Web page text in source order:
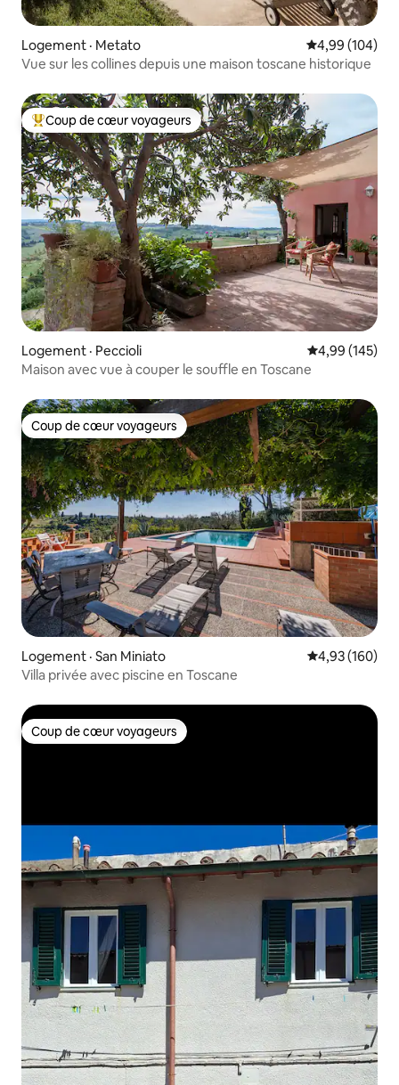
Logement · Metato Note
4,99 (104)
Vue sur les collines depuis une maison toscane historique
Coup de cœur voyageurs parmi les plus aimés
Coup de cœur voyageurs
Logement · Peccioli Note
4,99 (145)
Maison avec vue à couper le souffle en Toscane
Coup de cœur voyageurs
Coup de cœur voyageurs
Logement · San Miniato Note
4,93 (160)
Villa privée avec piscine en Toscane
Coup de cœur voyageurs
Coup de cœur voyageurs